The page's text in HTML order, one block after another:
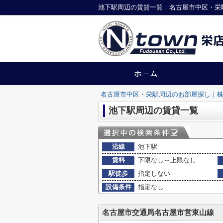
池下駅周辺の賃貸一覧｜名古屋市中区・
名古屋市中区・栄駅周辺のお部屋探し｜
池下駅周辺の賃貸一覧
沿線
池下駅
賃料
下限なし～上限なし
駅徒歩
指定しない
設備条件
指定なし
名古屋市交通局名古屋市営東山線